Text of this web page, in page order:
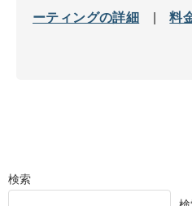
ーティングの詳細
|料
検索